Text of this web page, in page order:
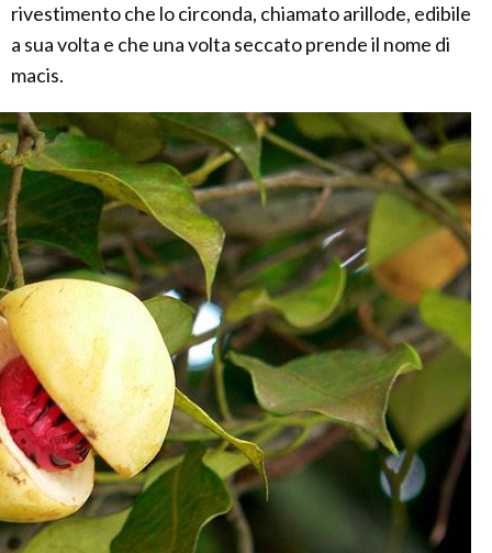
rivestimento che lo circonda, chiamato arillode, edibile
a sua volta e che una volta seccato prende il nome di
macis.